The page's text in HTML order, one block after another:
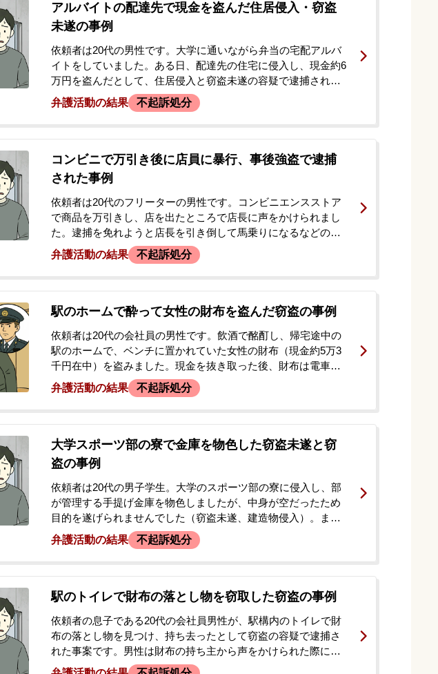
アルバイトの配達先で現金を盗んだ住居侵入・窃盗
未遂の事例
依頼者は20代の男性です。大学に通いながら弁当の宅配アルバ
イトをしていました。ある日、配達先の住宅に侵入し、現金約6
万円を盗んだとして、住居侵入と窃盗未遂の容疑で逮捕されま
した。犯行の様子が防犯カメラに記録されており、本人も事実
を認めていました。依頼者にはギャンブル依存症の傾向があ
り、過去にも別の事件で警察の捜査を受けた経緯がありまし
た。逮捕された当日、依頼者の父親が弊所に相談に来られまし
た。ご家族は、なんとか示談が成立し、起訴される事態だけは
避けたいと強く希望されていました。
弁護活動の結果 不起訴処分
コンビニで万引き後に店員に暴行、事後強盗で逮捕
された事例
依頼者は20代のフリーターの男性です。コンビニエンスストア
で商品を万引きし、店を出たところで店長に声をかけられまし
た。逮捕を免れようと店長を引き倒して馬乗りになるなどの暴
行を加えたため、事後強盗の容疑で現行犯逮捕されました。逮
捕の連絡を受けたご両親より、当事務所に初回接見のご依頼が
ありました。その後、当初の国選弁護人の対応に不安を感じた
ご家族が、正式に私選弁護人として弁護を依頼されました。
弁護活動の結果 不起訴処分
駅のホームで酔って女性の財布を盗んだ窃盗の事例
依頼者は20代の会社員の男性です。飲酒で酩酊し、帰宅途中の
駅のホームで、ベンチに置かれていた女性の財布（現金約5万3
千円在中）を盗みました。現金を抜き取った後、財布は電車内
の網棚に置き、現金は自宅近くの側溝に捨てました。事件の2日
後、警察署に自首しましたが、当時は被害届が提出されておら
ず、捜査を継続する旨を告げられました。その後、被害届が提
出され、警察の捜査が進むことへの不安から、当事務所に弁護
を依頼されました。
弁護活動の結果 不起訴処分
大学スポーツ部の寮で金庫を物色した窃盗未遂と窃
盗の事例
依頼者は20代の男子学生。大学のスポーツ部の寮に侵入し、部
が管理する手提げ金庫を物色しましたが、中身が空だったため
目的を遂げられませんでした（窃盗未遂、建造物侵入）。ま
た、後日、別の部員の部屋に侵入し、財布から現金2万円を盗ん
だ疑い（窃盗）もかけられていました。依頼者は、まず窃盗未
遂の容疑で警察に逮捕され、勾留されました。取調べが進む中
で、別の窃盗容疑が浮上し、勾留満期後に再逮捕されるという
厳しい状況に置かれました。逮捕の連絡を受けたご両親が、今
所され、正式に弁護を依頼されました。
弁護活動の結果 不起訴処分
駅のトイレで財布の落とし物を窃取した窃盗の事例
依頼者の息子である20代の会社員男性が、駅構内のトイレで財
布の落とし物を見つけ、持ち去ったとして窃盗の容疑で逮捕さ
れた事案です。男性は財布の持ち主から声をかけられた際に
「知らない」と嘘をついてしまい、警察の取り調べを経て逮